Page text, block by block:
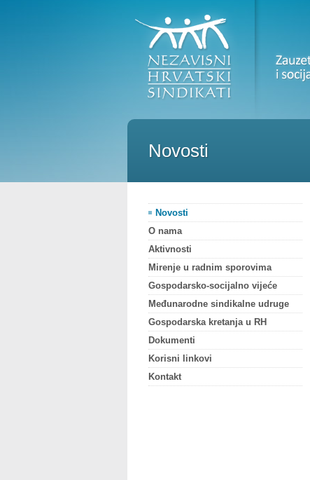
Novosti
Novosti
O nama
Aktivnosti
Mirenje u radnim sporovima
Gospodarsko-socijalno vijeće
Međunarodne sindikalne udruge
Gospodarska kretanja u RH
Dokumenti
Korisni linkovi
Kontakt